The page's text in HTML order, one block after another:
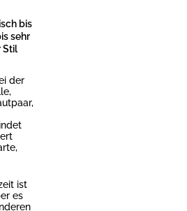
bis
sehr
Stil
der
ist
es